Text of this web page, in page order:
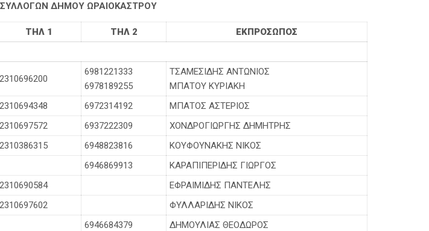
ΔΗΜΟΥ ΩΡΑΙΟΚΑΣΤΡΟΥ
ΤΗΛ 1 ΤΗΛ 2
ΕΚΠΡΟΣΩΠΟΣ
2310696200
6981221333
6978189255
ΤΣΑΜΕΣΙΔΗΣ ΑΝΤΩΝΙΟΣ
ΜΠΑΤΟΥ ΚΥΡΙΑΚΗ
2310694348 6972314192
ΜΠΑΤΟΣ ΑΣΤΕΡΙΟΣ
2310697572 6937222309
ΧΟΝΔΡΟΓΙΩΡΓΗΣ ΔΗΜΗΤΡΗΣ
2310386315 6948823816
ΚΟΥΦΟΥΝΑΚΗΣ ΝΙΚΟΣ
6946869913
ΚΑΡΑΠΙΠΕΡΙΔΗΣ ΓΙΩΡΓΟΣ
2310690584
ΕΦΡΑΙΜΙΔΗΣ ΠΑΝΤΕΛΗΣ
2310697602
ΦΥΛΛΑΡΙΔΗΣ ΝΙΚΟΣ
6946684379
ΔΗΜΟΥΛΙΑΣ ΘΕΟΔΩΡΟΣ